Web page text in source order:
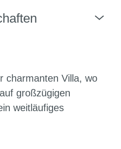
charmanten Villa, wo
großzügigen
weitläufiges